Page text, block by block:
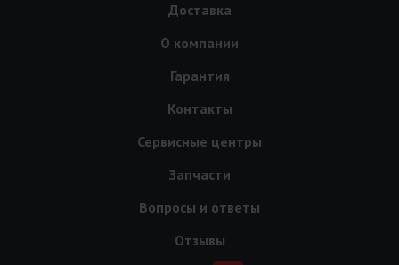
Доставка
О компании
Гарантия
Контакты
Сервисные центры
Запчасти
Вопросы и ответы
Отзывы